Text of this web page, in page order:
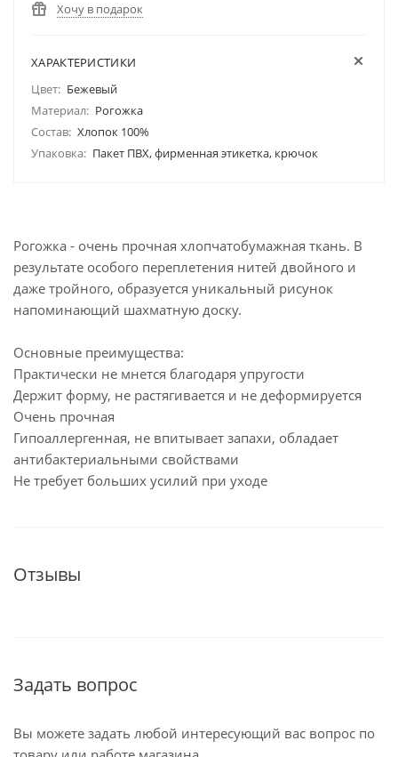
Хочу в подарок
ХАРАКТЕРИСТИКИ
Цвет: Бежевый
Материал: Рогожка
Состав: Хлопок 100%
Упаковка: Пакет ПВХ, фирменная этикетка, крючок
Рогожка - очень прочная хлопчатобумажная ткань. В
результате особого переплетения нитей двойного и
даже тройного, образуется уникальный рисунок
напоминающий шахматную доску.
Основные преимущества:
Практически не мнется благодаря упругости
Держит форму, не растягивается и не деформируется
Очень прочная
Гипоаллергенная, не впитывает запахи, обладает
антибактериальными свойствами
Не требует больших усилий при уходе
Отзывы
Задать вопрос
Вы можете задать любой интересующий вас вопрос по